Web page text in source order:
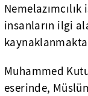
insanların ilgi
Muhammed
eserinde,